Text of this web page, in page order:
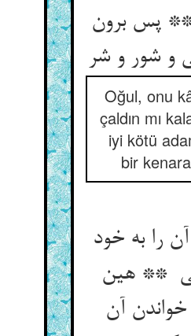
پس برون
Oğul, onu
çaldın mı
iyi kötü
bir
را به خود
** هین
آن